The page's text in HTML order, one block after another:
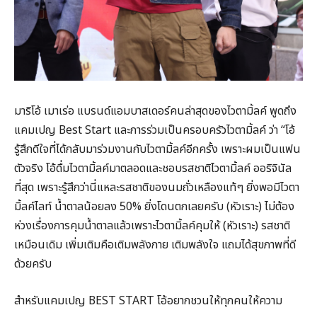
มาริโอ้ เมาเร่อ แบรนด์แอมบาสเดอร์คนล่าสุดของไวตามิ้ลค์ พูดถึง
แคมเปญ Best Start และการร่วมเป็นครอบครัวไวตามิ้ลค์ ว่า “โอ้
รู้สึกดีใจที่ได้กลับมาร่วมงานกับไวตามิ้ลค์อีกครั้ง เพราะผมเป็นแฟน
ตัวจริง โอ้ดื่มไวตามิ้ลค์มาตลอดและชอบรสชาติไวตามิ้ลค์ ออริจินัล
ที่สุด เพราะรู้สึกว่านี่แหละรสชาติของนมถั่วเหลืองแท้ๆ ยิ่งพอมีไวตา
มิ้ลค์ไลท์ น้ำตาลน้อยลง 50% ยิ่งโดนตกเลยครับ (หัวเราะ) ไม่ต้อง
ห่วงเรื่องการคุมน้ำตาลแล้วเพราะไวตามิ้ลค์คุมให้ (หัวเราะ) รสชาติ
เหมือนเดิม เพิ่มเติมคือเติมพลังกาย เติมพลังใจ แถมได้สุขภาพที่ดี
ด้วยครับ
สำหรับแคมเปญ BEST START โอ้อยากชวนให้ทุกคนให้ความ